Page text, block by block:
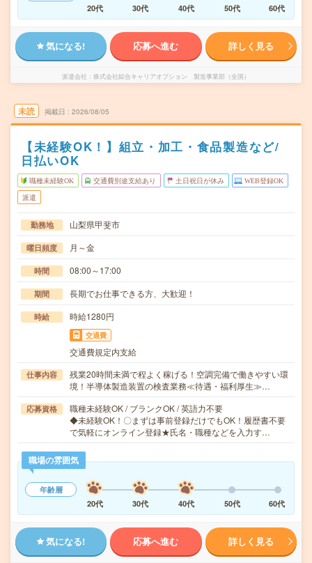
20代
30代 40代 50代 60代
気になる! 応募へ進む 詳しく見る
派遣会社 株式会社綜合キャリアオプション 製造事業部（全国）
未読 掲載日 2026/08/05
【未経験OK！】組立・加工・食品製造など/
日払いOK
職種未経験OK 交通費別途支給あり 土日祝日が休み WEB登録OK
派遣
勤務地 山梨県甲斐市
曜日頻度 月～金
時間 08:00～17:00
期間 長期でお仕事できる方、大歓迎！
時給 時給1280円
交通費
交通費規定内支給
仕事内容
残業20時間未満で程よく稼げる！空調完備で働きやすい環
境！半導体製造装置の検査業務≪待遇・福利厚生≫…
応募資格
職種未経験OK / ブランクOK / 英語力不要
◆未経験OK！〇まずは事前登録だけでもOK！履歴書不要
で気軽にオンライン登録★氏名・職種などを入力す…
職場の雰囲気
年齢層
20代
30代 40代 50代 60代
気になる! 応募へ進む 詳しく見る